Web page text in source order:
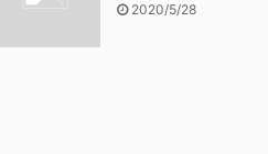
2020/5/28